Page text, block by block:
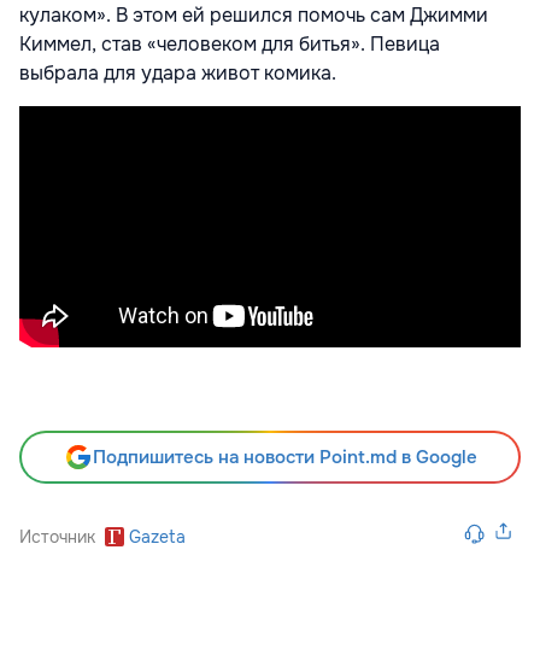
кулаком». В этом ей решился помочь сам Джимми
Киммел, став «человеком для битья». Певица
выбрала для удара живот комика.
Подпишитесь на новости Point.md в Google
Источник Gazeta